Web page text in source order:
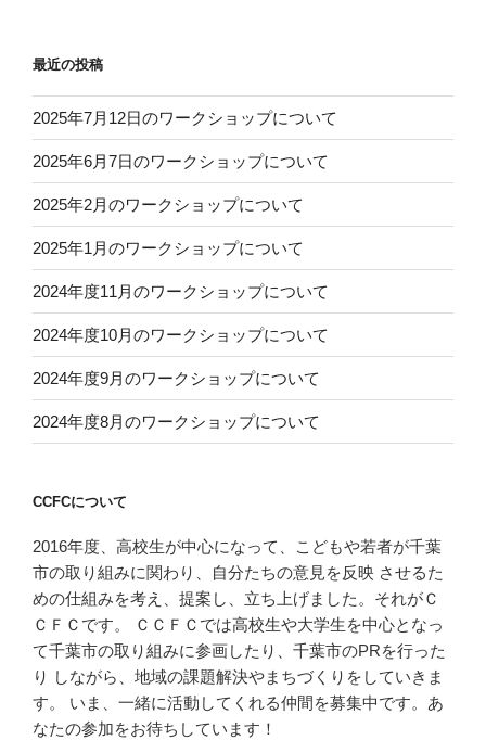
最近の投稿
2025年7月12日のワークショップについて
2025年6月7日のワークショップについて
2025年2月のワークショップについて
2025年1月のワークショップについて
2024年度11月のワークショップについて
2024年度10月のワークショップについて
2024年度9月のワークショップについて
2024年度8月のワークショップについて
CCFCについて
2016年度、高校生が中心になって、こどもや若者が千葉
市の取り組みに関わり、自分たちの意見を反映 させるた
めの仕組みを考え、提案し、立ち上げました。それがＣ
ＣＦＣです。 ＣＣＦＣでは高校生や大学生を中心となっ
て千葉市の取り組みに参画したり、千葉市のPRを行った
り しながら、地域の課題解決やまちづくりをしていきま
す。 いま、一緒に活動してくれる仲間を募集中です。あ
なたの参加をお待ちしています！